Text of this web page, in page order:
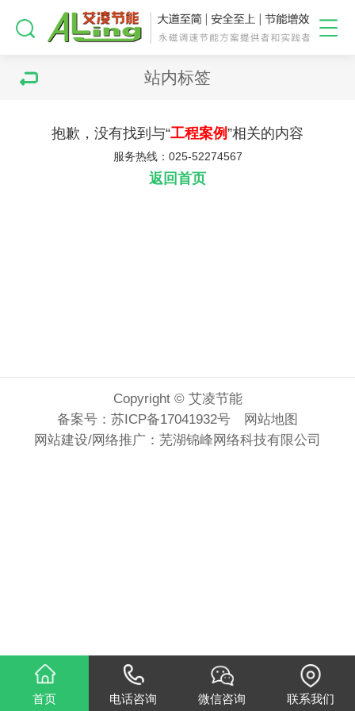
站内标签
抱歉，没有找到与“工程案例”相关的内容
服务热线：025-52274567
返回首页
Copyright © 艾凌节能
备案号： 苏ICP备17041932号
网站地图
网站建设/网络推广 ： 芜湖锦峰网络科技有限公司
首页 电话咨询 微信咨询 联系我们